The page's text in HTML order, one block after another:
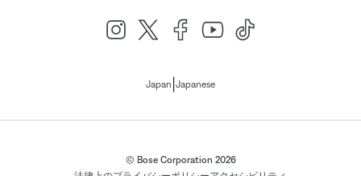
Japan Japanese
© Bose Corporation 2026